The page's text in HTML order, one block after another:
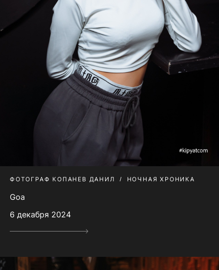
ФОТОГРАФ КОПАНЕВ ДАНИЛ НОЧНАЯ ХРОНИКА
Goa
6 декабря 2024